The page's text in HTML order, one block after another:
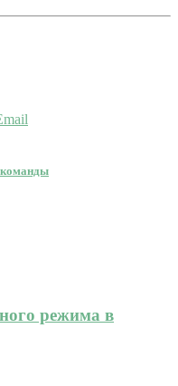
команды
режима в